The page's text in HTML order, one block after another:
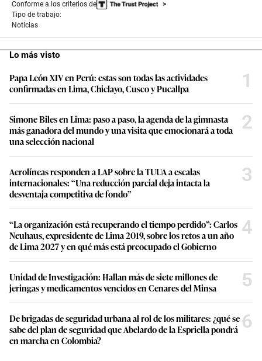
Conforme a los criterios de
Tipo de trabajo:
Noticias
Lo más visto
Papa León XIV en Perú: estas son todas las actividades
confirmadas en Lima, Chiclayo, Cusco y Pucallpa
1
Simone Biles en Lima: paso a paso, la agenda de la gimnasta
más ganadora del mundo y una visita que emocionará a toda
una selección nacional
2
Aerolíneas responden a LAP sobre la TUUA a escalas
internacionales: “Una reducción parcial deja intacta la
desventaja competitiva de fondo”
3
“La organización está recuperando el tiempo perdido”: Carlos
Neuhaus, expresidente de Lima 2019, sobre los retos a un año
de Lima 2027 y en qué más está preocupado el Gobierno
4
Unidad de Investigación: Hallan más de siete millones de
jeringas y medicamentos vencidos en Cenares del Minsa
5
De brigadas de seguridad urbana al rol de los militares: ¿qué se
sabe del plan de seguridad que Abelardo de la Espriella pondrá
en marcha en Colombia?
6